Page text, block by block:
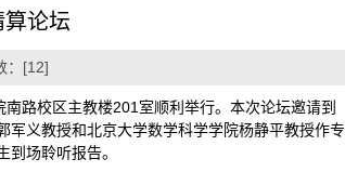
论坛
：[12]
路校区主教楼201室顺利举行。本次论坛邀请到
义教授和北京大学数学科学学院杨静平教授作专
场聆听报告。